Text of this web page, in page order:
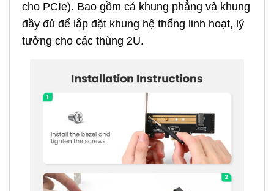
cho PCIe). Bao gồm cả khung phẳng và khung
đầy đủ để lắp đặt khung hệ thống linh hoạt, lý
tưởng cho các thùng 2U.